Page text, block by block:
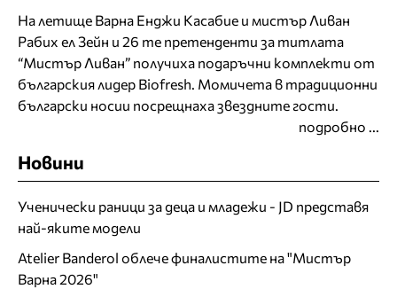
На летище Варна Енджи Касабие и мистър Ливан
Рабих ел Зейн и 26 те претенденти за титлата
“Мистър Ливан” получиха подаръчни комплекти от
българския лидер Biofresh. Момичета в традиционни
български носии посрещнаха звездните гости.
подробно ...
Новини
Ученически раници за деца и младежи - JD представя
най-яките модели
Atelier Banderol облече финалистите на "Мистър
Варна 2026"